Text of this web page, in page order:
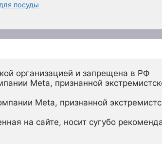
посуды
организацией и запрещена в РФ
Meta, признанной
Meta, признанной
на сайте, носит сугубо